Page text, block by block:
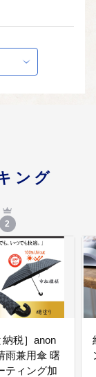
を守るまちづ
防・救急体制
れる行政運営
くり
プロモーション
ング
2
納税］anon
ティング加